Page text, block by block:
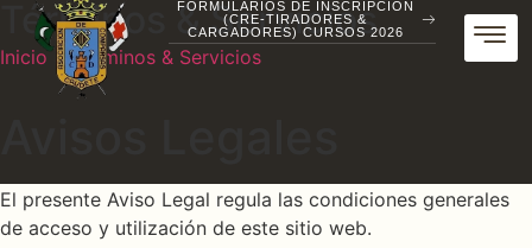
FORMULARIOS DE INSCRIPCIÓN
(CRE-TIRADORES &
CARGADORES) CURSOS 2026
Términos & Servicios
Inicio / Términos & Servicios
El presente Aviso Legal regula las condiciones generales
de acceso y utilización de este sitio web.